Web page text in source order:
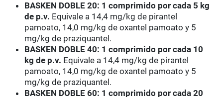
BASKEN DOBLE 20: 1 comprimido por cada 5 kg
de p.v. Equivale a 14,4 mg/kg de pirantel
pamoato, 14,0 mg/kg de oxantel pamoato y 5
mg/kg de praziquantel.
BASKEN DOBLE 40: 1 comprimido por cada 10
kg de p.v. Equivale a 14,4 mg/kg de pirantel
pamoato, 14,0 mg/kg de oxantel pamoato y 5
mg/kg de praziquantel.
BASKEN DOBLE 60: 1 comprimido por cada 20